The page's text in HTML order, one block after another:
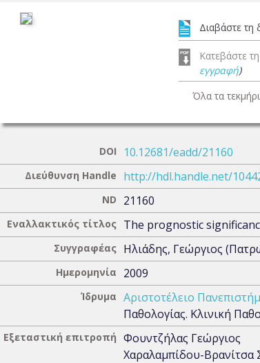
Διαβάστε τη
Κατεβάστε
εγγραφή)
Όλα τα
DOI 10.12681/eadd/21160
Διεύθυνση Handle http://hdl.handle.net/
ND 21160
Εναλλακτικός τίτλος The prognostic
Συγγραφέας Ηλιάδης, Γεώργιος
Ημερομηνία 2009
Ίδρυμα Αριστοτέλειο
Παθολογίας. Κλινική
Εξεταστική επιτροπή Φουντζήλας Γεώργιος
Χαραλαμπίδου-Βρανίτσα